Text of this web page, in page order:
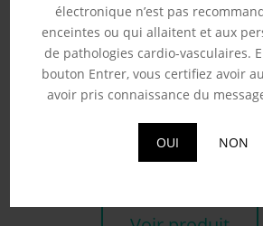
électronique n’est pas
enceintes ou qui allaitent et aux
de pathologies cardio-vasculaires.
bouton Entrer, vous certifiez avoir
avoir pris connaissance du
OUI NON